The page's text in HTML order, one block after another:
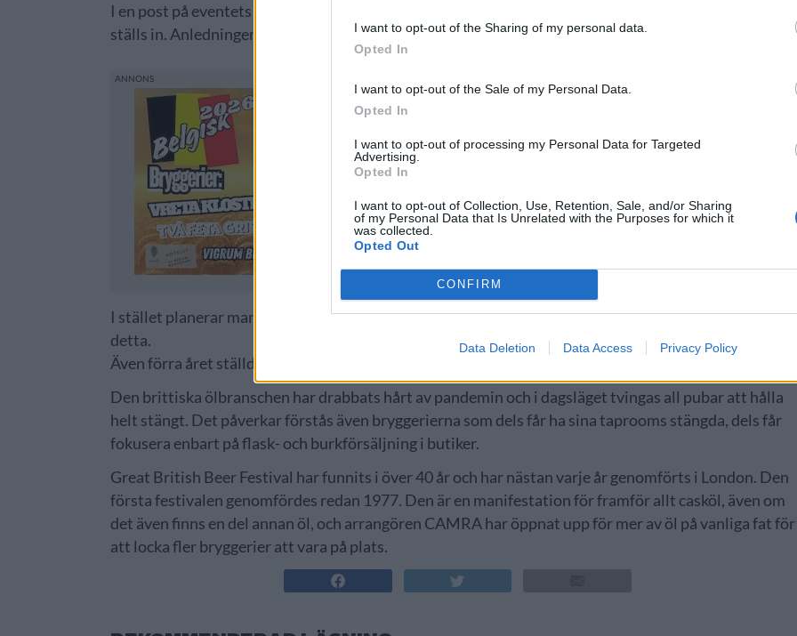
I want to opt-out of the Sharing of my personal data.
Opted In
I want to opt-out of the Sale of my Personal Data.
Opted In
I want to opt-out of processing my Personal Data for Targeted
Advertising.
Opted In
I want to opt-out of Collection, Use, Retention, Sale, and/or Sharing
of my Personal Data that Is Unrelated with the Purposes for which it
was collected.
Opted Out
CONFIRM
Data Deletion Data Access Privacy Policy
I en post på eventets hemsida meddelar man att den fysiska festivalen som skulle ha varit i augusti i
ställs in. Anledningen är den stora osäkerheten om covid-pandemin.
I stället planerar man nu för ett alternativt event, men har ännu inte släppt så mycket information
detta.
Även förra året ställdes Great British Beer Festival in av samma anledning.
Den brittiska ölbranschen har drabbats hårt av pandemin och i dagsläget tvingas all pubar att hålla
helt stängt. Det påverkar förstås även bryggerierna som dels får ha sina taprooms stängda, dels får
fokusera enbart på flask- och burkförsäljning i butiker.
Great British Beer Festival har funnits i över 40 år och har nästan varje år genomförts i London. Den
första festivalen genomfördes redan 1977. Den är en manifestation för framför allt casköl, även om
det även finns en del annan öl, och arrangören CAMRA har öppnat upp för mer av öl på vanliga fat för
att locka fler bryggerier att vara på plats.